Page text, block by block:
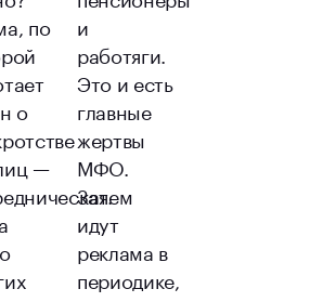
по
о
—
и
работяги.
Это и есть
главные
жертвы
МФО.
Затем
идут
реклама в
периодике,